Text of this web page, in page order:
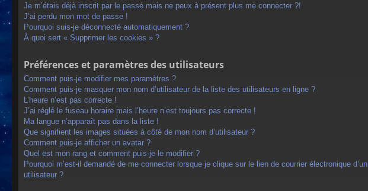
Je m’étais déjà inscrit par le passé mais ne peux à présent plus me connecter ?!
J’ai perdu mon mot de passe !
Pourquoi suis-je déconnecté automatiquement ?
À quoi sert « Supprimer les cookies » ?
Préférences et paramètres des utilisateurs
Comment puis-je modifier mes paramètres ?
Comment puis-je masquer mon nom d’utilisateur de la liste des utilisateurs en ligne ?
L’heure n’est pas correcte !
J’ai réglé le fuseau horaire mais l’heure n’est toujours pas correcte !
Ma langue n’apparaît pas dans la liste !
Que signifient les images situées à côté de mon nom d’utilisateur ?
Comment puis-je afficher un avatar ?
Quel est mon rang et comment puis-je le modifier ?
Pourquoi m’est-il demandé de me connecter lorsque je clique sur le lien de courrier électronique d’un
utilisateur ?